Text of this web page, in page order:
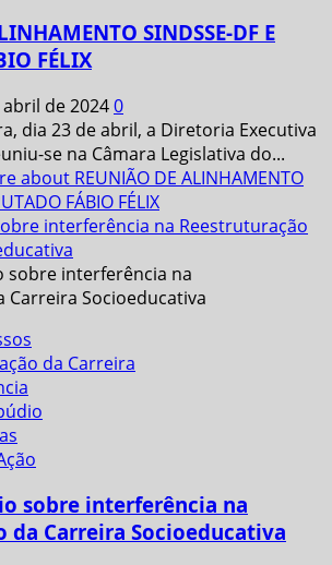
SINDSSE-DF E
FÉLIX
de 20240
dia 23 de abril, a Diretoria Executiva
se na Câmara Legislativa do...
about REUNIÃO DE ALINHAMENTO
FÁBIO FÉLIX
interferência na Reestruturação
da Carreira
sobre interferência na
da Carreira Socioeducativa